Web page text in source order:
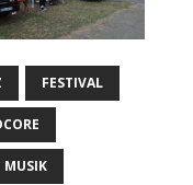
FESTIVAL
MUSIK